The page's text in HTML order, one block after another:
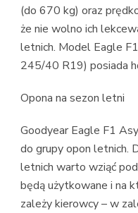
(do 670 kg) oraz
że nie wolno ich
letnich. Model Eagle
245/40 R19) posiada
Opona na sezon letni
Goodyear Eagle F1
do grupy opon letnich.
letnich warto wziąć
będą użytkowane i na
zależy kierowcy – w